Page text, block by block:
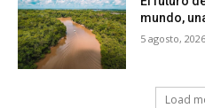
mundo,
5 agosto, 2026
Load